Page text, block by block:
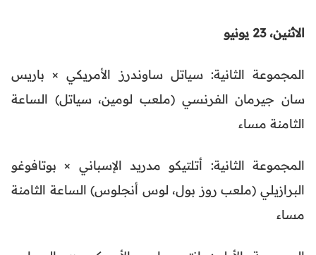
الاثنين، 23 يونيو
المجموعة الثانية: سياتل ساوندرز الأمريكي × باريس
سان جيرمان الفرنسي (ملعب لومين، سياتل) الساعة
الثامنة مساء
المجموعة الثانية: أتلتيكو مدريد الإسباني × بوتافوغو
البرازيلي (ملعب روز بول، لوس أنجلوس) الساعة الثامنة
مساء